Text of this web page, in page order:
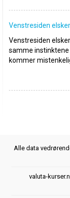
Venstresiden
Venstresiden
samme
kommer
Alle data
valuta-